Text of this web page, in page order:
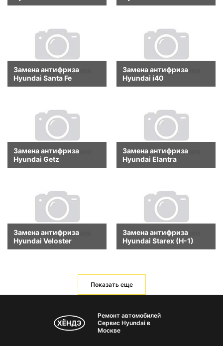
Замена антифриза
Hyundai Santa Fe
Замена антифриза
Hyundai i40
Замена антифриза
Hyundai Getz
Замена антифриза
Hyundai Elantra
Замена антифриза
Hyundai Veloster
Замена антифриза
Hyundai Starex (H-1)
Показать еще
Ремонт автомобилей
Сервис Hyundai в
Москве